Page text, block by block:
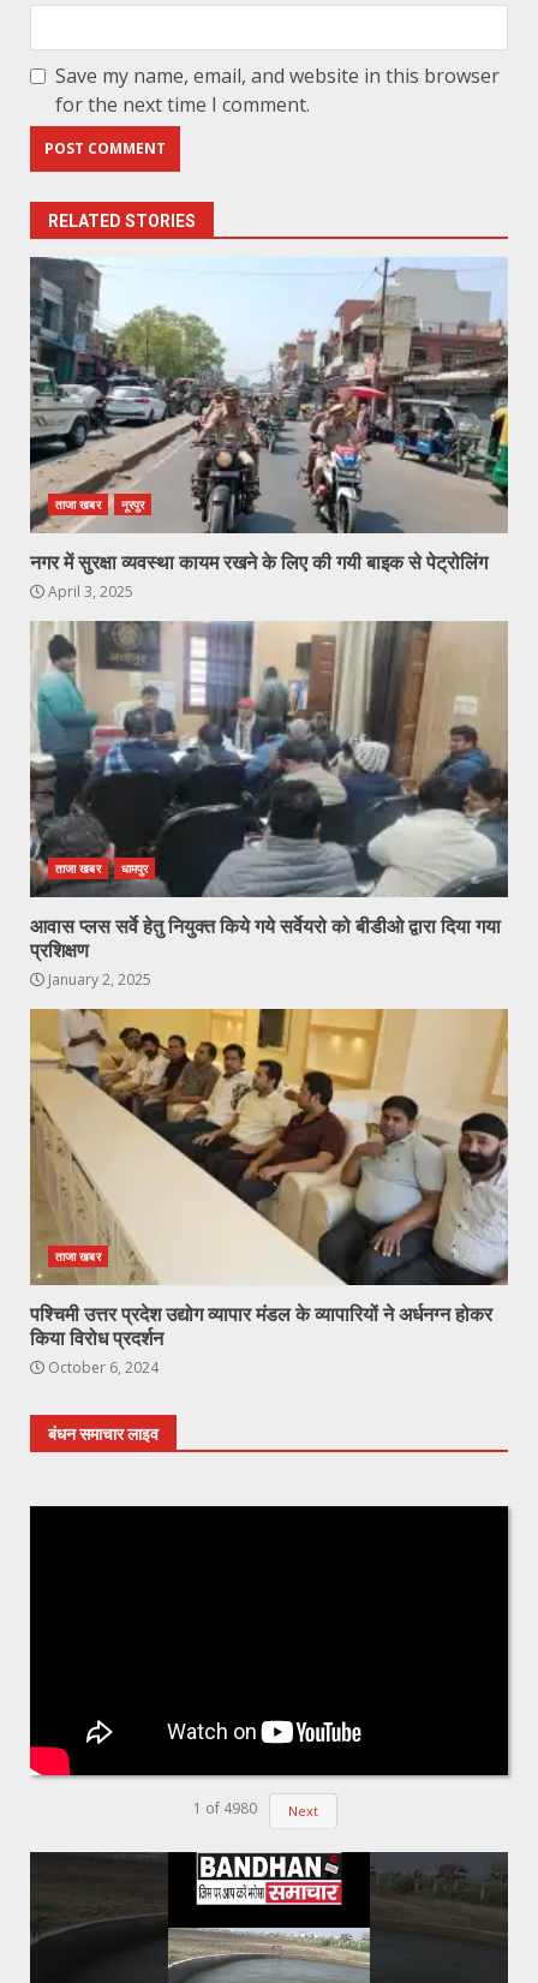
Save my name, email, and website in this browser
for the next time I comment.
RELATED STORIES
ताजा खबर नूरपुर
नगर में सुरक्षा व्यवस्था कायम रखने के लिए की गयी बाइक से पेट्रोलिंग
April 3, 2025
ताजा खबर धामपुर
आवास प्लस सर्वे हेतु नियुक्त किये गये सर्वेयरो को बीडीओ द्वारा दिया गया
प्रशिक्षण
January 2, 2025
ताजा खबर
पश्चिमी उत्तर प्रदेश उद्योग व्यापार मंडल के व्यापारियों ने अर्धनग्न होकर
किया विरोध प्रदर्शन
October 6, 2024
बंधन समाचार लाइव
1 of 4980 Next